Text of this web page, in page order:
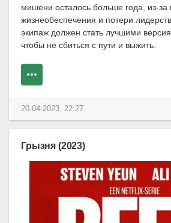
мишени осталось больше года, из-за
жизнеобеспечения и потери
экипаж должен стать лучшими
чтобы не сбиться с пути и выжить.
20-04-2023, 22:27
Грызня (2023)